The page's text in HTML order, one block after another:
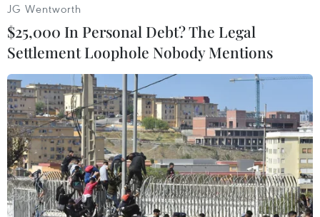
JG Wentworth
$25,000 In Personal Debt? The Legal
Settlement Loophole Nobody Mentions